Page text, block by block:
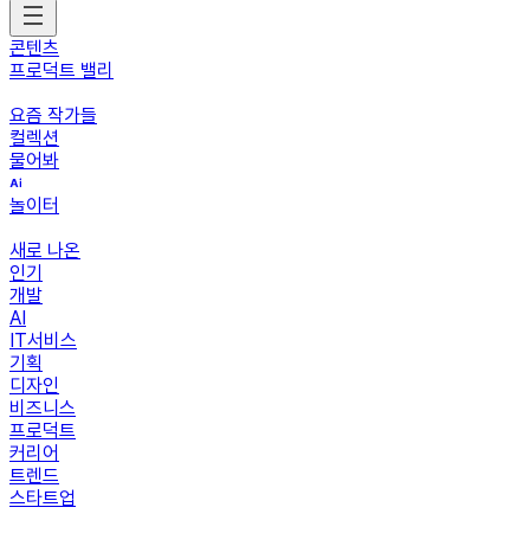
콘텐츠
프로덕트 밸리
요즘 작가들
컬렉션
물어봐
놀이터
새로 나온
인기
개발
AI
IT서비스
기획
디자인
비즈니스
프로덕트
커리어
트렌드
스타트업